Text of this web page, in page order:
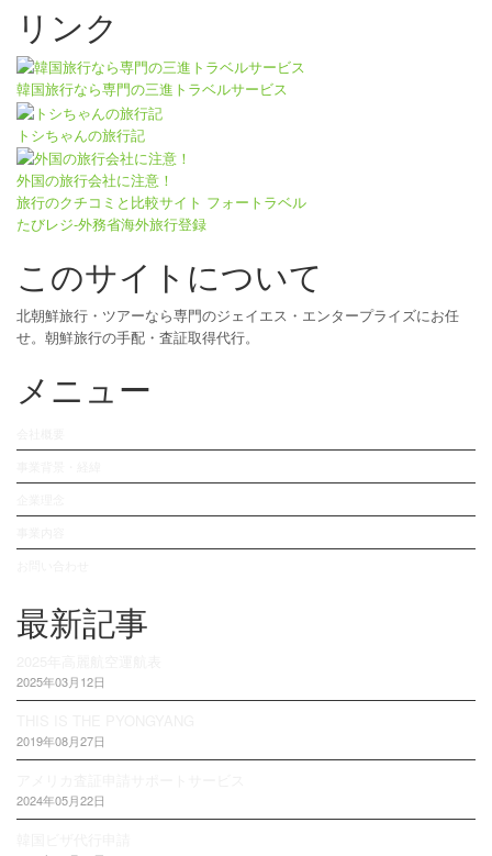
リンク
韓国旅行なら専門の三進トラベルサービス
トシちゃんの旅行記
外国の旅行会社に注意！
旅行のクチコミと比較サイト フォートラベル
たびレジ-外務省海外旅行登録
このサイトについて
北朝鮮旅行・ツアーなら専門のジェイエス・エンタープライズにお任
せ。朝鮮旅行の手配・査証取得代行。
メニュー
最新記事
2025年03月12日
2019年08月27日
2024年05月22日